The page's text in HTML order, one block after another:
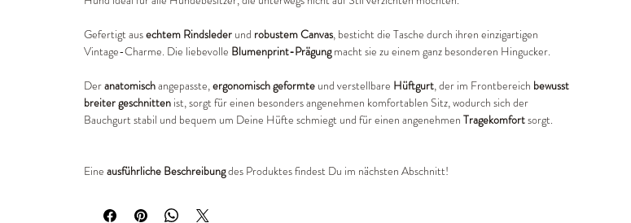
Gefertigt ausechtem Rindsleder und robustem Canvas, besticht die Tasche durch ihren einzigartigen
Vintage-Charme. Die liebevolle Blumenprint-Prägungmacht sie zu einem ganz besonderen Hingucker.
Deranatomischangepasste,ergonomisch geformte und verstellbare Hüftgurt, der im Frontbereich bewusst
breiter geschnitten ist, sorgt für einen besonders angenehmen komfortablen Sitz, wodurch sich der
Bauchgurt stabil und bequem um Deine Hüfte schmiegt und für einen angenehmen Tragekomfortsorgt.
Eine ausführliche Beschreibungdes Produktes findest Du im nächsten Abschnitt!